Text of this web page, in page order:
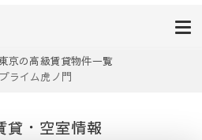
京の高級賃貸物件一覧
プライム虎ノ門
貸・空室情報